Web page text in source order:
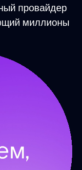
провайдер
миллионы